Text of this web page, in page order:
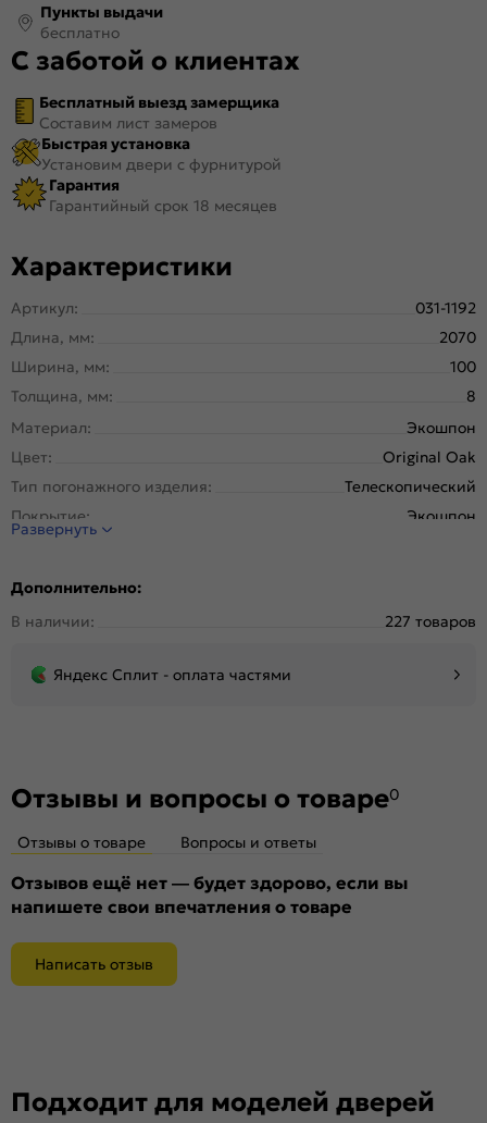
Пункты выдачи
бесплатно
С заботой о клиентах
Бесплатный выезд замерщика
Составим лист замеров
Быстрая установка
Установим двери с фурнитурой
Гарантия
Гарантийный срок 18 месяцев
Характеристики
Артикул:
031-1192
Длина, мм:
2070
Ширина, мм:
100
Толщина, мм:
8
Материал:
Экошпон
Цвет:
Original Oak
Тип погонажного изделия:
Телескопический
Покрытие:
Экошпон
Развернуть
Дополнительно:
В наличии:
227 товаров
Яндекс Сплит - оплата частями
Отзывы и вопросы о товаре0
Отзывы о товаре Вопросы и ответы
Отзывов ещё нет — будет здорово, если вы
напишете свои впечатления о товаре
Написать отзыв
Подходит для моделей дверей